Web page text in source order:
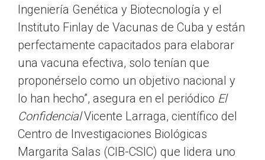
Ingeniería Genética y Biotecnología y el
Instituto Finlay de Vacunas de Cuba y están
perfectamente capacitados para elaborar
una vacuna efectiva, solo tenían que
proponérselo como un objetivo nacional y
lo han hecho”, asegura en el periódico El
ConfidencialVicente Larraga, científico del
Centro de Investigaciones Biológicas
Margarita Salas (CIB-CSIC) que lidera uno